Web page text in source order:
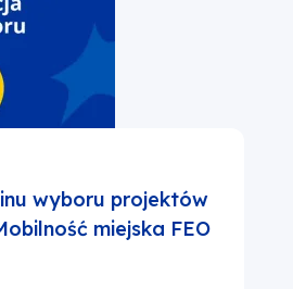
wyboru projektów
miejska FEO